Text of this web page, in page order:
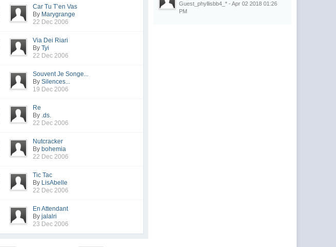
Car Tu T’en Vas
By Marygrange
22 Dec 2006
Via Dei Riari
ByTyi
22 Dec 2006
Souvent Je Songe...
BySilences...
19 Dec 2006
Re
By .ds.
22 Dec 2006
Nutcracker
By bohemia
22 Dec 2006
Tic Tac
By LisAbelle
22 Dec 2006
En Attendant
Byjalalri
23 Dec 2006
Guest_phyllisbb4_* - Apr 02 2018 01:26
PM